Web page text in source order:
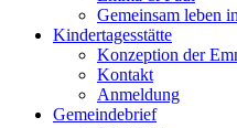
Gemeinsam leben
Kindertagesstätte
Konzeption der
Kontakt
Anmeldung
Gemeindebrief